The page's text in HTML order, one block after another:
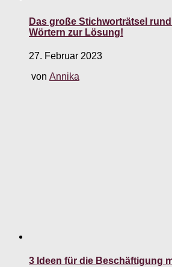
Das große Stichworträtsel
Wörtern zur Lösung!
27. Februar 2023
von Annika
3 Ideen für die Beschäftigung